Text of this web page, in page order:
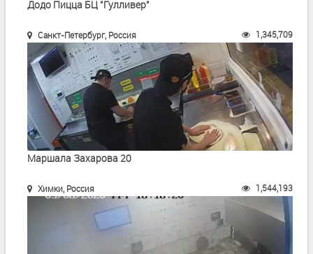
Додо Пицца БЦ "Гулливер"
Санкт-Петербург, Россия 1,345,709
Маршала Захарова 20
Химки, Россия 1,544,193